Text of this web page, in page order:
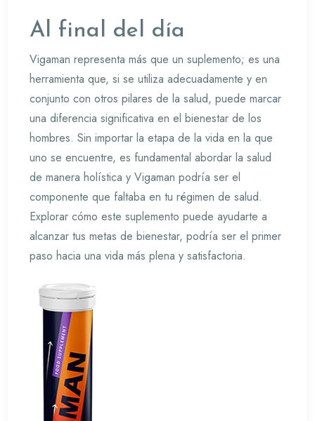
Al final del día
Vigaman representa más que un suplemento; es una
herramienta que, si se utiliza adecuadamente y en
conjunto con otros pilares de la salud, puede marcar
una diferencia significativa en el bienestar de los
hombres. Sin importar la etapa de la vida en la que
uno se encuentre, es fundamental abordar la salud
de manera holística y Vigaman podría ser el
componente que faltaba en tu régimen de salud.
Explorar cómo este suplemento puede ayudarte a
alcanzar tus metas de bienestar, podría ser el primer
paso hacia una vida más plena y satisfactoria.